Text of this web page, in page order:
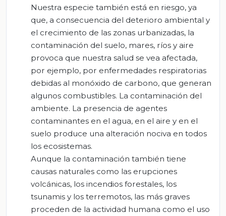
Nuestra especie también está en riesgo, ya
que, a consecuencia del deterioro ambiental y
el crecimiento de las zonas urbanizadas, la
contaminación del suelo, mares, ríos y aire
provoca que nuestra salud se vea afectada,
por ejemplo, por enfermedades respiratorias
debidas al monóxido de carbono, que generan
algunos combustibles. La contaminación del
ambiente. La presencia de agentes
contaminantes en el agua, en el aire y en el
suelo produce una alteración nociva en todos
los ecosistemas.
Aunque la contaminación también tiene
causas naturales como las erupciones
volcánicas, los incendios forestales, los
tsunamis y los terremotos, las más graves
proceden de la actividad humana como el uso